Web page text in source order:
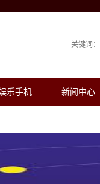
关键词：
乐手机 新闻中心